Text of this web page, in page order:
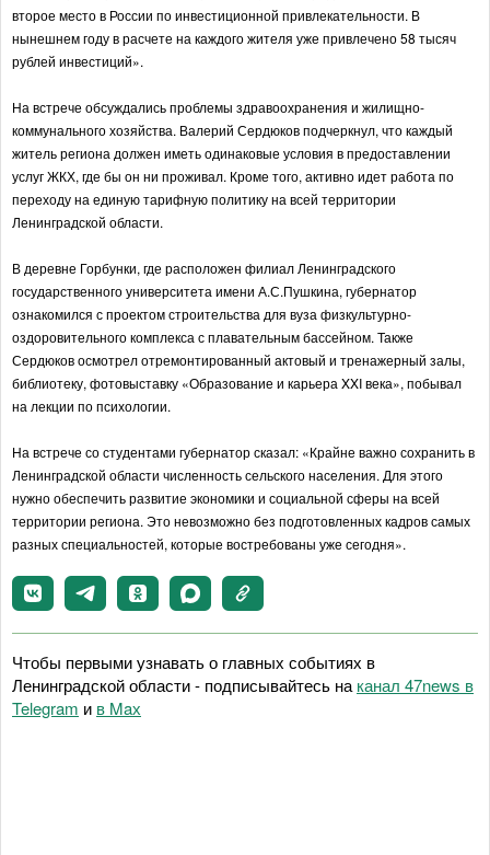
второе место в России по инвестиционной привлекательности. В
нынешнем году в расчете на каждого жителя уже привлечено 58 тысяч
рублей инвестиций».
На встрече обсуждались проблемы здравоохранения и жилищно-
коммунального хозяйства. Валерий Сердюков подчеркнул, что каждый
житель региона должен иметь одинаковые условия в предоставлении
услуг ЖКХ, где бы он ни проживал. Кроме того, активно идет работа по
переходу на единую тарифную политику на всей территории
Ленинградской области.
В деревне Горбунки, где расположен филиал Ленинградского
государственного университета имени А.С.Пушкина, губернатор
ознакомился с проектом строительства для вуза физкультурно-
оздоровительного комплекса с плавательным бассейном. Также
Сердюков осмотрел отремонтированный актовый и тренажерный залы,
библиотеку, фотовыставку «Образование и карьера XXI века», побывал
на лекции по психологии.
На встрече со студентами губернатор сказал: «Крайне важно сохранить в
Ленинградской области численность сельского населения. Для этого
нужно обеспечить развитие экономики и социальной сферы на всей
территории региона. Это невозможно без подготовленных кадров самых
разных специальностей, которые востребованы уже сегодня».
Чтобы первыми узнавать о главных событиях в
Ленинградской области - подписывайтесь на канал 47news в
Telegram и в Maх